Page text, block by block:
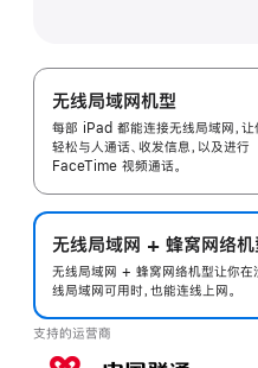
无线局域网机型
每部 iPad 都能连接无线局域网，让
轻松与人通话、收发信息，以及进行
FaceTime 视频通话。
无线局域网 + 蜂窝网络机
无线局域网 + 蜂窝网络机型让你在
线局域网可用时，也能连线上网。
支持的运营商